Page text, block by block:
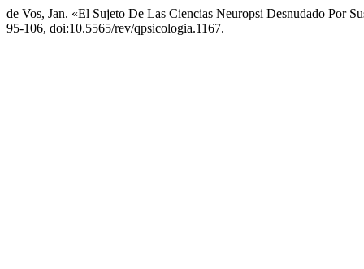
de Vos, Jan. «El Sujeto De Las Ciencias Neuropsi Desnudado Por
95-106, doi:10.5565/rev/qpsicologia.1167.